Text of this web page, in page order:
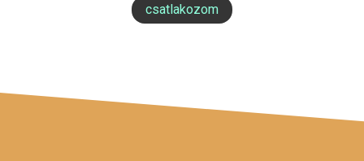
csatlakozom